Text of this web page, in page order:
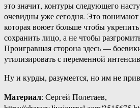
это значит, контуры следующего
очевидны уже сегодня. Это
которая воюет больше чтобы
сохранить лицо, а не чтобы
Проигравшая сторона здесь —
утилизировать с переменной
Ну и курды, разумеется, но им не
Материал: Сергей Полетаев,